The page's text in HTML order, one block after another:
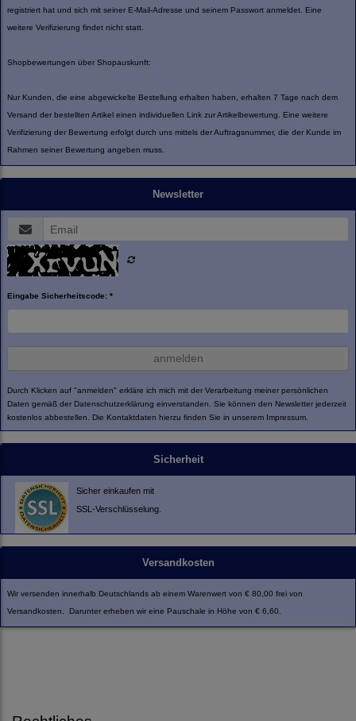
registriert hat und sich mit seiner E-Mail-Adresse und seinem Passwort anmeldet. Eine
weitere Verifizierung findet nicht statt.
Shopbewertungen über Shopauskunft:
Nur Kunden, die eine abgewickelte Bestellung erhalten haben, erhalten 7 Tage nach dem
Versand der bestellten Artikel einen individuellen Link zur Artikelbewertung. Eine weitere
Verifizierung der Bewertung erfolgt durch uns mittels der Auftragsnummer, die der Kunde im
Rahmen seiner Bewertung angeben muss.
Newsletter
Eingabe Sicherheitscode: *
anmelden
Durch Klicken auf "anmelden" erkläre ich mich mit der Verarbeitung meiner persönlichen
Daten gemäß der Datenschutzerklärung einverstanden. Sie können den Newsletter jederzeit
kostenlos abbestellen. Die Kontaktdaten hierzu finden Sie in unserem Impressum.
Sicherheit
Sicher einkaufen mit
SSL-Verschlüsselung.
Versandkosten
Wir versenden innerhalb Deutschlands ab einem Warenwert von € 80,00 frei von
Versandkosten. Darunter erheben wir eine Pauschale in Höhe von € 6,60.